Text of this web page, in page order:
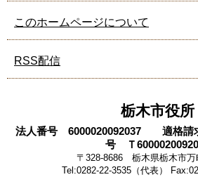
このホームページについて
RSS配信
栃木市役所
法人番号 6000020092037 適格請
号 Ｔ
〒328-8686 栃木県栃木市万
Tel:0282-22-3535（代表）